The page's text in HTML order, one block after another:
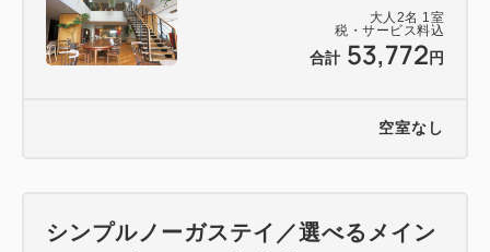
大人 2名 1室
税・サービス料込
合計 53,772 円
空室なし
シンプルノーガステイ／選べるメイン